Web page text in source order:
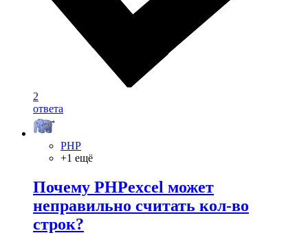
2
ответа
PHP
+1 ещё
Почему PHPexcel может
неправильно считать кол-во
строк?